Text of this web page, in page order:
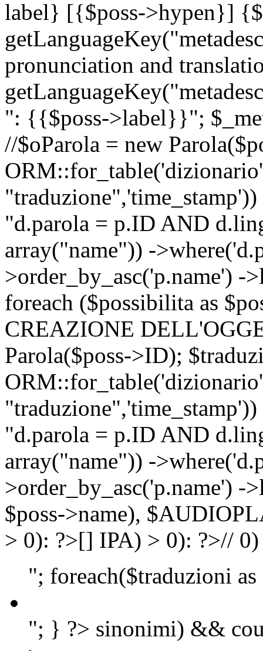
label} [{$poss->hypen}]
pronunciation and
": {{$poss->label}}";
//$oParola = new
"d.parola = p.ID AND
array("name")) -
>order_by_asc('p.name')
foreach ($possibilita as
CREAZIONE
Parola($poss->ID);
"d.parola = p.ID AND
array("name")) -
>order_by_asc('p.name')
$poss->name),
> 0): ?>[] IPA) > 0): ?>//
"; foreach($traduzioni
"; } ?> sinonimi) &&